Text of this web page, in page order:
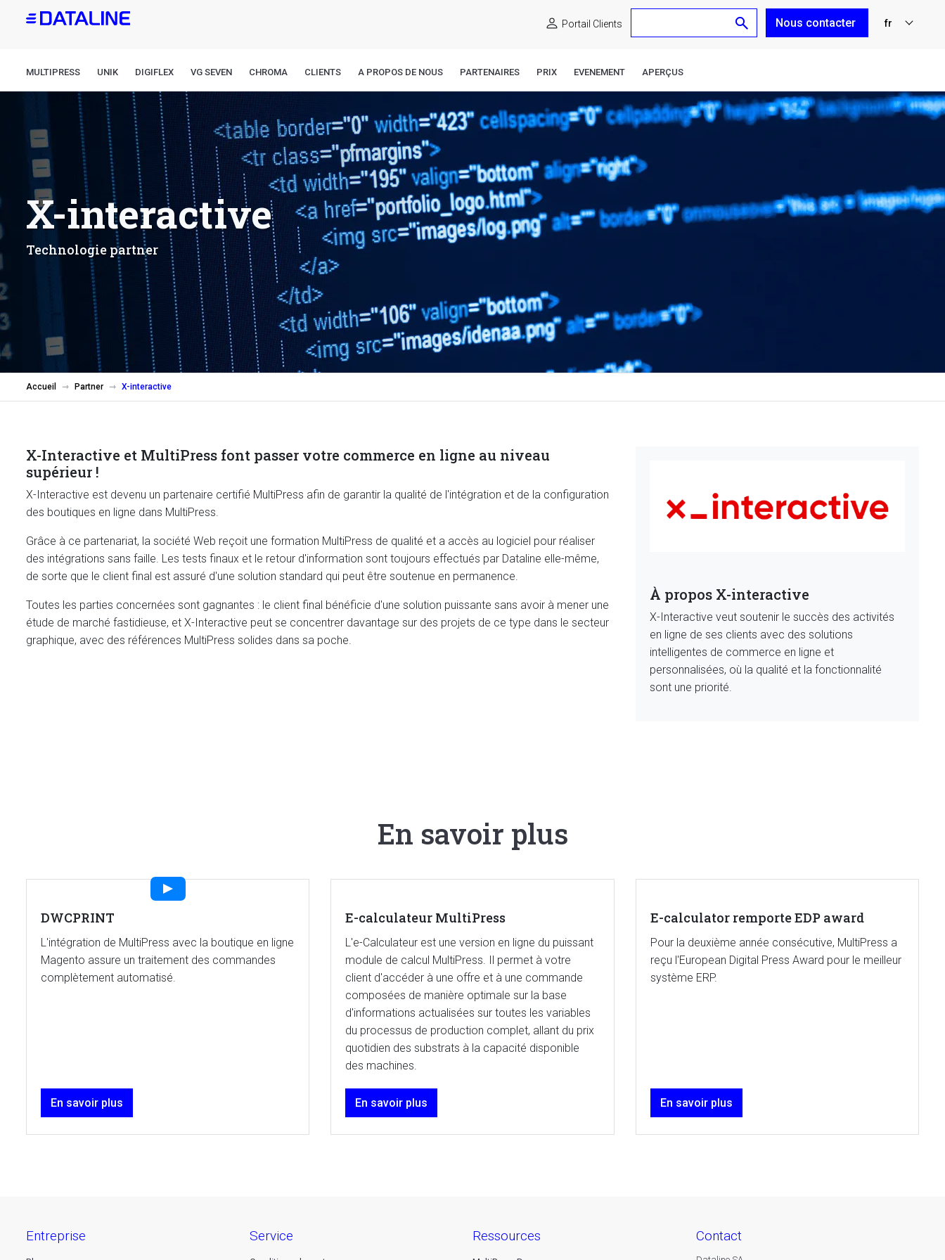
Portail Clients Nous contacter fr
de
MULTIPRESS UNIK DIGIFLEX VG SEVEN CHROMA CLIENTS A PROPOS DE NOUS PARTENAIRES PRIX EVENEMENT APERÇUS
X-interactive
Technologie partner
Accueil Partner X-interactive
X-Interactive et MultiPress font passer votre commerce en ligne au niveau
supérieur !
X-Interactive est devenu un partenaire certifié MultiPress afin de garantir la qualité de l'intégration et de la configuration
des boutiques en ligne dans MultiPress.
Grâce à ce partenariat, la société Web reçoit une formation MultiPress de qualité et a accès au logiciel pour réaliser
des intégrations sans faille. Les tests finaux et le retour d'information sont toujours effectués par Dataline elle-même,
de sorte que le client final est assuré d'une solution standard qui peut être soutenue en permanence.
Toutes les parties concernées sont gagnantes : le client final bénéficie d'une solution puissante sans avoir à mener une
étude de marché fastidieuse, et X-Interactive peut se concentrer davantage sur des projets de ce type dans le secteur
graphique, avec des références MultiPress solides dans sa poche.
À propos X-interactive
X-Interactive veut soutenir le succès des activités
en ligne de ses clients avec des solutions
intelligentes de commerce en ligne et
personnalisées, où la qualité et la fonctionnalité
sont une priorité.
En savoir plus
DWCPRINT
L'intégration de MultiPress avec la boutique en ligne
Magento assure un traitement des commandes
complètement automatisé.
En savoir plus
E-calculateur MultiPress
L'e-Calculateur est une version en ligne du puissant
module de calcul MultiPress. Il permet à votre
client d'accéder à une offre et à une commande
composées de manière optimale sur la base
d'informations actualisées sur toutes les variables
du processus de production complet, allant du prix
quotidien des substrats à la capacité disponible
des machines.
En savoir plus
E-calculator remporte EDP award
Pour la deuxième année consécutive, MultiPress a
reçu l'European Digital Press Award pour le meilleur
système ERP.
En savoir plus
entreprise service ressources contact